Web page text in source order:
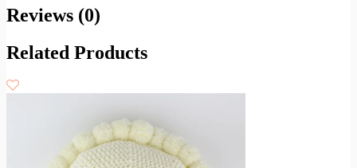
Reviews (0)
Related Products